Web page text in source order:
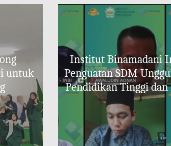
untuk
Institut Binamadani
Penguatan SDM
Pendidikan Tinggi dan